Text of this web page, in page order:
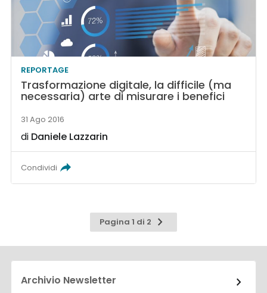
REPORTAGE
Trasformazione digitale, la difficile (ma
necessaria) arte di misurare i benefici
31 Ago 2016
di Daniele Lazzarin
Condividi
Pagina 1 di 2
Pagina
successiva
Archivio Newsletter